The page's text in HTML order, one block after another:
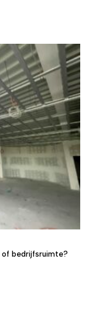
of bedrijfsruimte?